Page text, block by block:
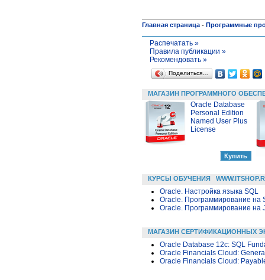
Главная страница - Программные
Распечатать »
Правила публикации »
Рекомендовать »
Поделиться…
МАГАЗИН ПРОГРАММНОГО
Oracle Database
Personal Edition
Named User Plus
License
КУРСЫ ОБУЧЕНИЯ
Oracle. Настройка языка SQL
Oracle. Программирование на
Oracle. Программирование на
МАГАЗИН СЕРТИФИКАЦИОННЫХ
Oracle Database 12c: SQL
Oracle Financials Cloud:
Oracle Financials Cloud: